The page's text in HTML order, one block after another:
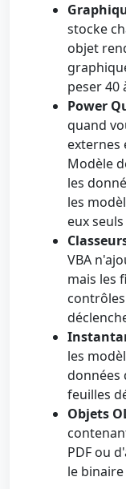
stocke
objet
peser 40
Power
quand
externes
Modèle
les
les
eux seuls
VBA
mais les
les
données
feuilles
Objets
PDF ou
le